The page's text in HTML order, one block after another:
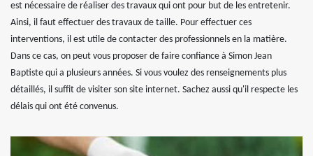
est nécessaire de réaliser des travaux qui ont pour but de les entretenir.
Ainsi, il faut effectuer des travaux de taille. Pour effectuer ces
interventions, il est utile de contacter des professionnels en la matière.
Dans ce cas, on peut vous proposer de faire confiance à Simon Jean
Baptiste qui a plusieurs années. Si vous voulez des renseignements plus
détaillés, il suffit de visiter son site internet. Sachez aussi qu'il respecte les
délais qui ont été convenus.